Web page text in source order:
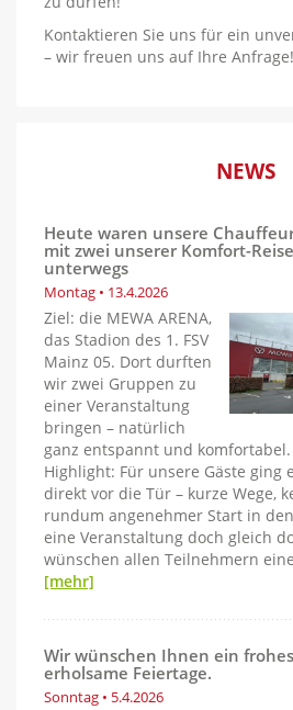
Kontaktieren Sie uns für ein
– wir freuen uns auf Ihre Anfrage!
NEWS
Heute waren unsere
mit zwei unserer Komfort-
unterwegs
Montag • 13.4.2026
Ziel: die MEWA ARENA,
das Stadion des 1. FSV
Mainz 05. Dort durften
wir zwei Gruppen zu
einer Veranstaltung
bringen – natürlich
ganz entspannt und
Highlight: Für unsere Gäste ging
direkt vor die Tür – kurze Wege,
rundum angenehmer Start in
eine Veranstaltung doch gleich
wünschen allen Teilnehmern
[mehr]
Wir wünschen Ihnen ein
erholsame Feiertage.
Sonntag • 5.4.2026